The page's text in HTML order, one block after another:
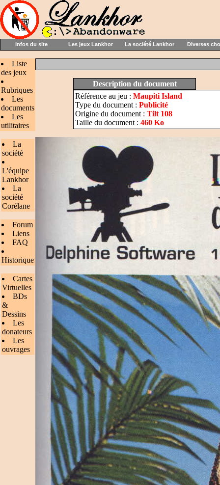
Infos du site Les jeux Lankhor La société Lankhor Diverses
Liste
des jeux
Rubriques
Les
documents
Les
utilitaires
La
société
L'équipe
Lankhor
La
société
Corélane
Forum
Liens
FAQ
Historique
Cartes
Virtuelles
BDs
&
Dessins
Les
donateurs
Les
ouvrages
Description du document
Référence au jeu : Maupiti Island
Type du document : Publicité
Origine du document : Tilt 108
Taille du document : 460 Ko